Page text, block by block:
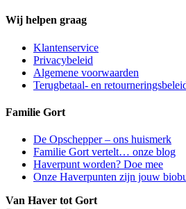
Wij helpen graag
Klantenservice
Privacybeleid
Algemene voorwaarden
Terugbetaal- en
Familie Gort
De Opschepper – ons huismerk
Familie Gort vertelt… onze blog
Haverpunt worden? Doe mee
Onze Haverpunten zijn jouw
Van Haver tot Gort